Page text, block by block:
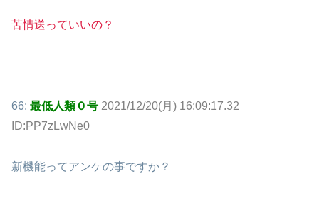
苦情送っていいの？
66: 最低人類０号 2021/12/20(月) 16:09:17.32
ID:PP7zLwNe0
新機能ってアンケの事ですか？